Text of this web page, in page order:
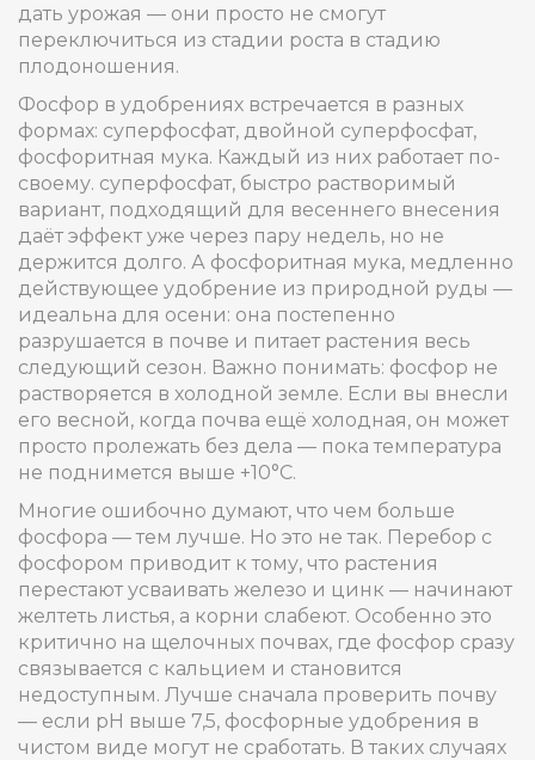
дать урожая — они просто не смогут
переключиться из стадии роста в стадию
плодоношения.
Фосфор в удобрениях встречается в разных
формах: суперфосфат, двойной суперфосфат,
фосфоритная мука. Каждый из них работает по-
своему. суперфосфат, быстро растворимый
вариант, подходящий для весеннего внесения
даёт эффект уже через пару недель, но не
держится долго. А фосфоритная мука, медленно
действующее удобрение из природной руды —
идеальна для осени: она постепенно
разрушается в почве и питает растения весь
следующий сезон. Важно понимать: фосфор не
растворяется в холодной земле. Если вы внесли
его весной, когда почва ещё холодная, он может
просто пролежать без дела — пока температура
не поднимется выше +10°C.
Многие ошибочно думают, что чем больше
фосфора — тем лучше. Но это не так. Перебор с
фосфором приводит к тому, что растения
перестают усваивать железо и цинк — начинают
желтеть листья, а корни слабеют. Особенно это
критично на щелочных почвах, где фосфор сразу
связывается с кальцием и становится
недоступным. Лучше сначала проверить почву
— если pH выше 7,5, фосфорные удобрения в
чистом виде могут не сработать. В таких случаях